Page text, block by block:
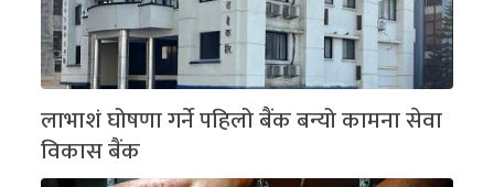
लाभाशं घोषणा गर्ने पहिलो बैंक बन्यो कामना सेवा
विकास बैंक